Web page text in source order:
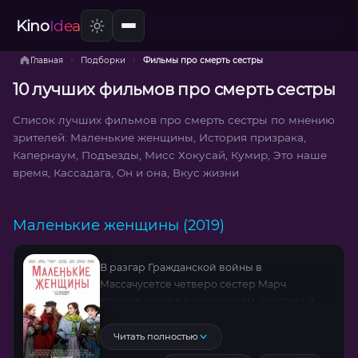
KinoIdea
Главная › Подборки › Фильмы про смерть сестры
10 лучших фильмов про смерть сестры
Список лучших фильмов про смерть сестры по мнению
зрителей: Маленькие женщины, История призрака,
Капернаум, Подъезды, Мисс Хокусай, Кумир, Это наше
время, Кассадага, Он и она, Вкус жизни
Маленькие женщины (2019)
В разгар Гражданской войны в
Массачусетсе четверо сестер Марч
жаждет любви, бунтарка Джо (Сирша Ронан)
гонится за писательской славой, тихая Бет
Читать полностью